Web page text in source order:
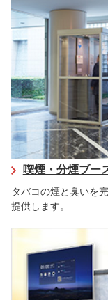
喫煙・分煙ブー
タバコの煙と臭いを
提供します。